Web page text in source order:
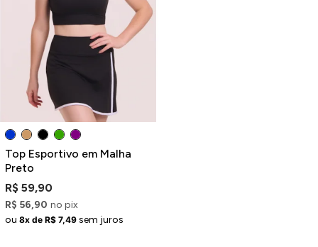
Top Esportivo em Malha
Preto
R$ 59,90
R$ 56,90 no pix
ou 8x de R$ 7,49 sem juros